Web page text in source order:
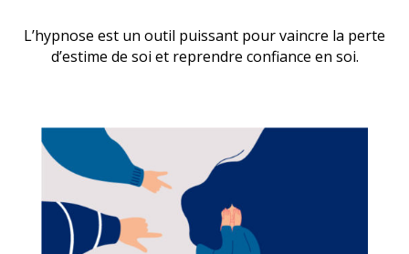
L’hypnose est un outil puissant pour vaincre la perte
d’estime de soi et reprendre confiance en soi.